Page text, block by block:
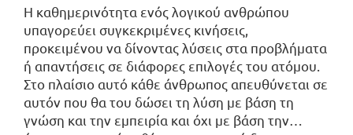
Η καθημερινότητα ενός λογικού ανθρώπου
υπαγορεύει συγκεκριμένες κινήσεις,
προκειμένου να δίνοντας λύσεις στα προβλήματα
ή απαντήσεις σε διάφορες επιλογές του ατόμου.
Στο πλαίσιο αυτό κάθε άνθρωπος απευθύνεται σε
αυτόν που θα του δώσει τη λύση με βάση τη
γνώση και την εμπειρία και όχι με βάση την…